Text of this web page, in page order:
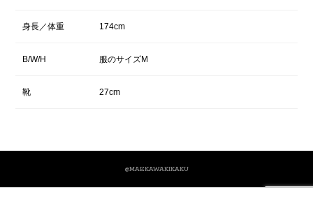
身長／体重 174cm
B/W/H 服のサイズM
靴 27cm
@MAEKAWAKIKAKU